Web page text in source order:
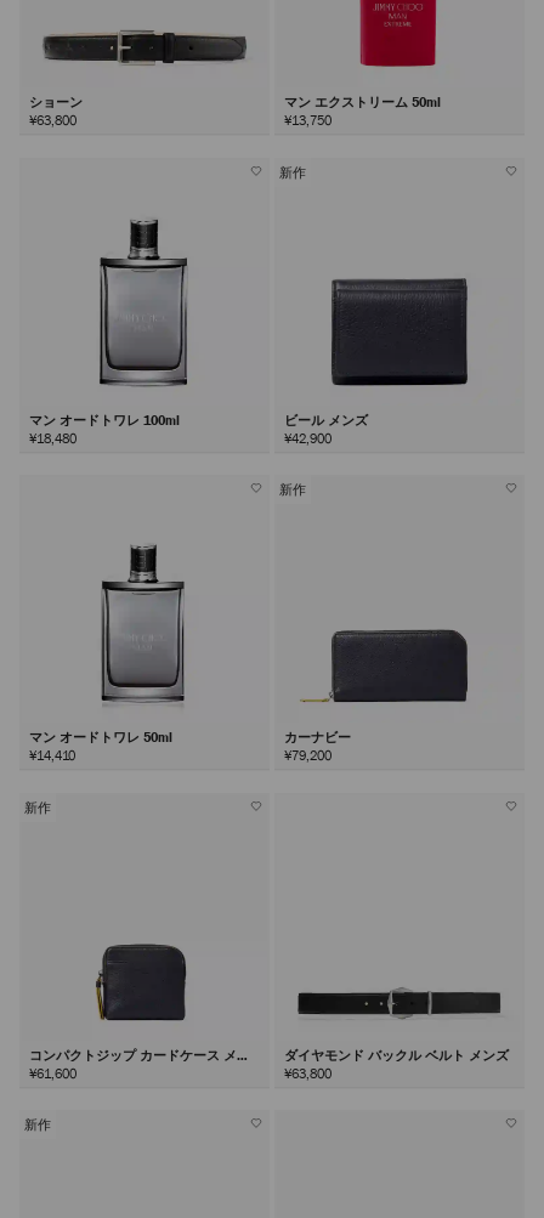
ショーン
¥63,800
マン エクストリーム 50ml
¥13,750
マン オードトワレ 100ml
¥18,480
新作
ビール メンズ
¥42,900
マン オードトワレ 50ml
¥14,410
新作
カーナビー
¥79,200
新作
コンパクトジップ カードケース メン
ズ
¥61,600
ダイヤモンド バックル ベルト メンズ
¥63,800
新作